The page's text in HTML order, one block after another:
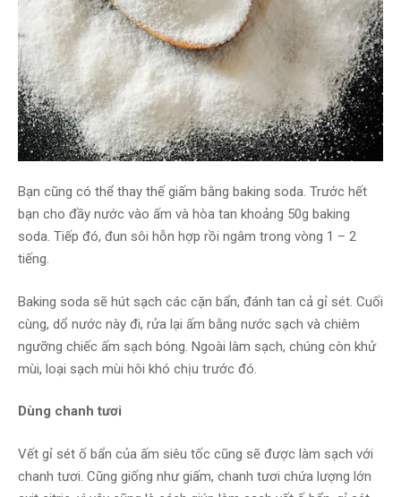
Bạn cũng có thể thay thế giấm bằng baking soda. Trước hết
bạn cho đầy nước vào ấm và hòa tan khoảng 50g baking
soda. Tiếp đó, đun sôi hỗn hợp rồi ngâm trong vòng 1 – 2
tiếng.
Baking soda sẽ hút sạch các cặn bẩn, đánh tan cả gỉ sét. Cuối
cùng, dổ nước này đi, rửa lại ấm bằng nước sạch và chiêm
ngưỡng chiếc ấm sạch bóng. Ngoài làm sạch, chúng còn khử
mùi, loại sạch mùi hôi khó chịu trước đó.
Dùng chanh tươi
Vết gỉ sét ố bẩn của ấm siêu tốc cũng sẽ được làm sạch với
chanh tươi. Cũng giống như giấm, chanh tươi chứa lượng lớn